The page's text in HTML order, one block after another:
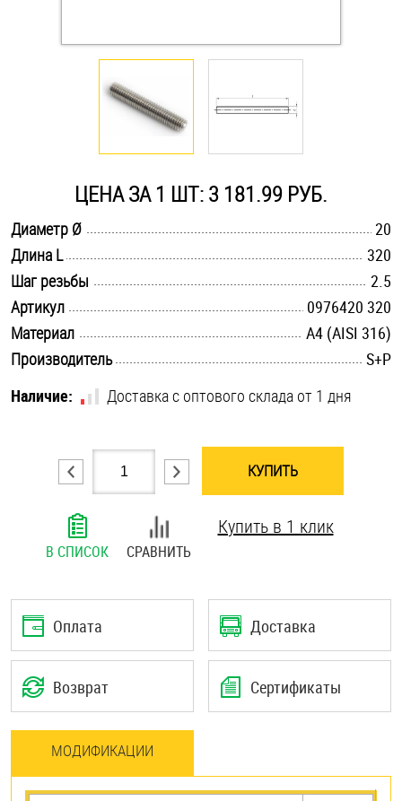
Оснастка и аксессуары для яхт
Стопорные кольца
Такелаж
Хомуты
Шплинты
ЦЕНА ЗА 1 ШТ: 3 181.99 РУБ.
Диаметр Ø
20
Длина L
320
Шаг резьбы
2.5
Артикул
0976420 320
Материал
A4 (AISI 316)
Производитель
S+P
Наличие:
Доставка с оптового склада от 1 дня
КУПИТЬ
В СПИСОК СРАВНИТЬ
Купить в 1 клик
Оплата Доставка
Возврат Сертификаты
МОДИФИКАЦИИ